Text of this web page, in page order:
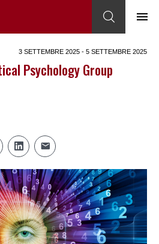
3 SETTEMBRE 2025 - 5 SETTEMBRE 2025
Psychology Group